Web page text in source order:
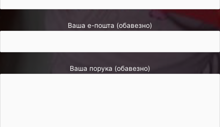
Ваша е-пошта (обавезно)
Ваша порука (обавезно)